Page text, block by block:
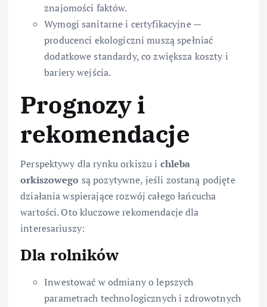
znajomości faktów.
Wymogi sanitarne i certyfikacyjne —
producenci ekologiczni muszą spełniać
dodatkowe standardy, co zwiększa koszty i
bariery wejścia.
Prognozy i
rekomendacje
Perspektywy dla rynku orkiszu i chleba
orkiszowego są pozytywne, jeśli zostaną podjęte
działania wspierające rozwój całego łańcucha
wartości. Oto kluczowe rekomendacje dla
interesariuszy:
Dla rolników
Inwestować w odmiany o lepszych
parametrach technologicznych i zdrowotnych